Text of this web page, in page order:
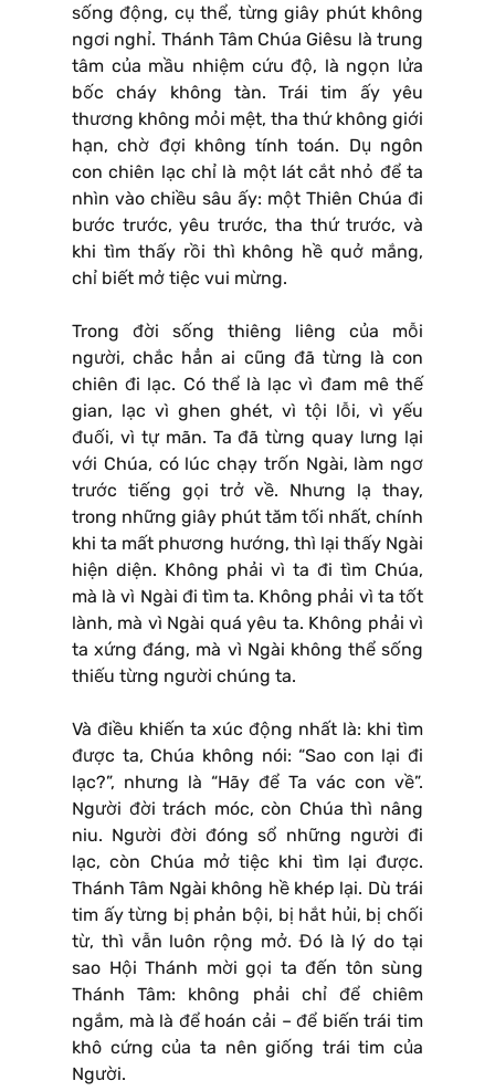
sống động, cụ thể, từng giây phút không
ngơi nghỉ. Thánh Tâm Chúa Giêsu là trung
tâm của mầu nhiệm cứu độ, là ngọn lửa
bốc cháy không tàn. Trái tim ấy yêu
thương không mỏi mệt, tha thứ không giới
hạn, chờ đợi không tính toán. Dụ ngôn
con chiên lạc chỉ là một lát cắt nhỏ để ta
nhìn vào chiều sâu ấy: một Thiên Chúa đi
bước trước, yêu trước, tha thứ trước, và
khi tìm thấy rồi thì không hề quở mắng,
chỉ biết mở tiệc vui mừng.
Trong đời sống thiêng liêng của mỗi
người, chắc hẳn ai cũng đã từng là con
chiên đi lạc. Có thể là lạc vì đam mê thế
gian, lạc vì ghen ghét, vì tội lỗi, vì yếu
đuối, vì tự mãn. Ta đã từng quay lưng lại
với Chúa, có lúc chạy trốn Ngài, làm ngơ
trước tiếng gọi trở về. Nhưng lạ thay,
trong những giây phút tăm tối nhất, chính
khi ta mất phương hướng, thì lại thấy Ngài
hiện diện. Không phải vì ta đi tìm Chúa,
mà là vì Ngài đi tìm ta. Không phải vì ta tốt
lành, mà vì Ngài quá yêu ta. Không phải vì
ta xứng đáng, mà vì Ngài không thể sống
thiếu từng người chúng ta.
Và điều khiến ta xúc động nhất là: khi tìm
được ta, Chúa không nói: “Sao con lại đi
lạc?”, nhưng là “Hãy để Ta vác con về”.
Người đời trách móc, còn Chúa thì nâng
niu. Người đời đóng sổ những người đi
lạc, còn Chúa mở tiệc khi tìm lại được.
Thánh Tâm Ngài không hề khép lại. Dù trái
tim ấy từng bị phản bội, bị hắt hủi, bị chối
từ, thì vẫn luôn rộng mở. Đó là lý do tại
sao Hội Thánh mời gọi ta đến tôn sùng
Thánh Tâm: không phải chỉ để chiêm
ngắm, mà là để hoán cải – để biến trái tim
khô cứng của ta nên giống trái tim của
Người.